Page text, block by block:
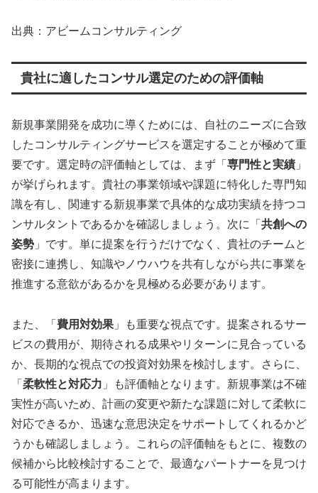
出典：アビームコンサルティング
貴社に適したコンサル選定のための評価軸
新規事業開発を成功に導くためには、自社のニーズに合致
したコンサルティングサービスを選定することが極めて重
要です。選定時の評価軸としては、まず「 専門性と実績 」
が挙げられます。貴社の事業領域や課題に特化した専門知
識を有し、関連する新規事業で具体的な成功実績を持つコ
ンサルタントであるかを確認しましょう。次に「 共創への
姿勢 」です。単に提案を行うだけでなく、貴社のチームと
密接に連携し、知識やノウハウを共有しながら共に事業を
推進する意欲があるかを見極める必要があります。
また、「 費用対効果 」も重要な視点です。提案されるサー
ビスの費用が、期待される成果やリターンに見合っている
か、長期的な視点での投資対効果を検討します。さらに、
「 柔軟性と対応力 」も評価軸となります。新規事業は不確
実性が高いため、計画の変更や新たな課題に対して柔軟に
対応できるか、迅速な意思決定をサポートしてくれるかど
うかも確認しましょう。これらの評価軸をもとに、複数の
候補から比較検討することで、最適なパートナーを見つけ
る可能性が高まります。